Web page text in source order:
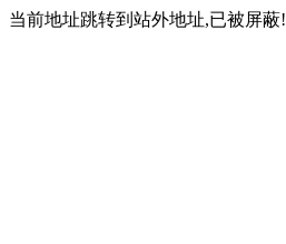
当前地址跳转到站外地址,已被屏蔽!